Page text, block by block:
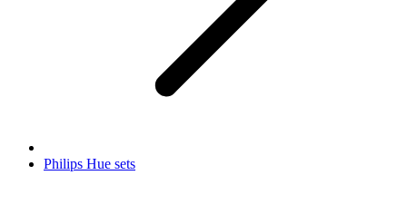
Philips Hue sets